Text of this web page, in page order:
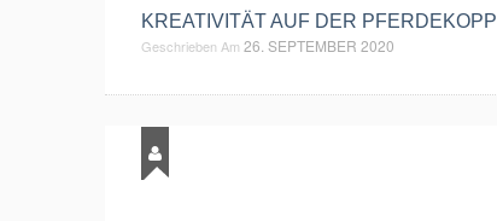
KREATIVITÄT AUF DER
Geschrieben Am 26. SEPTEMBER 2020